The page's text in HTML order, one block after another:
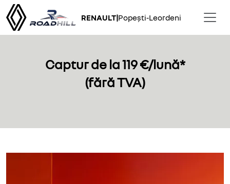
RENAULT|Popești-Leordeni
Captur de la 119 €/lună*
(fără TVA)